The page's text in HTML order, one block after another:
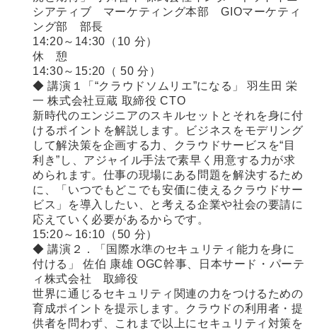
シアティブ マーケティング本部 GIOマーケティ
ング部 部長
14:20～14:30（10 分）
休 憩
14:30～15:20（ 50 分）
◆ 講演１「“クラウドソムリエ”になる」 羽生田 栄
一 株式会社豆蔵 取締役 CTO
新時代のエンジニアのスキルセットとそれを身に付
けるポイントを解説します。ビジネスをモデリング
して解決策を企画する力、クラウドサービスを“目
利き”し、アジャイル手法で素早く用意する力が求
められます。仕事の現場にある問題を解決するため
に、「いつでもどこでも安価に使えるクラウドサー
ビス」を導入したい、と考える企業や社会の要請に
応えていく必要があるからです。
15:20～16:10（50 分）
◆ 講演２．「国際水準のセキュリティ能力を身に
付ける」 佐伯 康雄 OGC幹事、日本サード・パーテ
ィ株式会社 取締役
世界に通じるセキュリティ関連の力をつけるための
育成ポイントを提示します。クラウドの利用者・提
供者を問わず、これまで以上にセキュリティ対策を